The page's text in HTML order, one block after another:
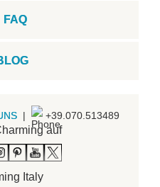
FAQ
| +39.070.513489
auf